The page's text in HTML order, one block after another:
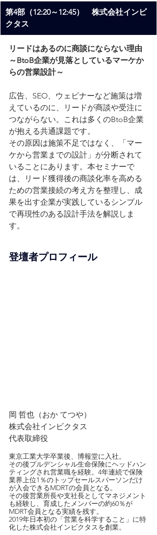
第4部（12:20～12:45）　株式会社インビ
クタス
リードはあるのに商談にならない理由
～BtoB企業が見落としているマーケか
らの営業設計～
広告、SEO、ウェビナーなど施策は増
えているのに、リードが商談や受注に
つながらない。これは多くのBtoB企業
が抱える共通課題です。
その原因は施策不足ではなく、「マー
ケから営業までの設計」が分断されて
いることにあります。本セミナーで
は、リード獲得後の商談化率を高める
ための営業接続の考え方を整理し、成
果を出す企業が実践しているシンプル
で再現性のある設計手法を解説しま
す。
登壇者プロフィール
岡 哲也（おか てつや）
株式会社インビクタス
代表取締役
東京工業大学卒業後、博報堂に入社。
その後プルデンシャル生命保険にヘッドハン
ティングされ営業職を経験。4年連続で保険
業界上位1％のトップセールスパーソンだけ
が入会できるMDRTの会員となる。
その後営業所長や支社長としてマネジメント
も経験し、育成したメンバーの約60％が
MDRT会員となる実績を残す。
2019年日本初の「営業を科学すること」に特
化した株式会社インビクタスを創業。